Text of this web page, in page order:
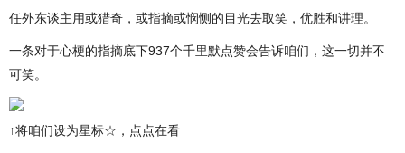
任外东谈主用或猎奇，或指摘或悯恻的目光去取笑，优胜和讲理。
一条对于心梗的指摘底下937个千里默点赞会告诉咱们，这一切并不
可笑。
↑将咱们设为星标☆，点点在看